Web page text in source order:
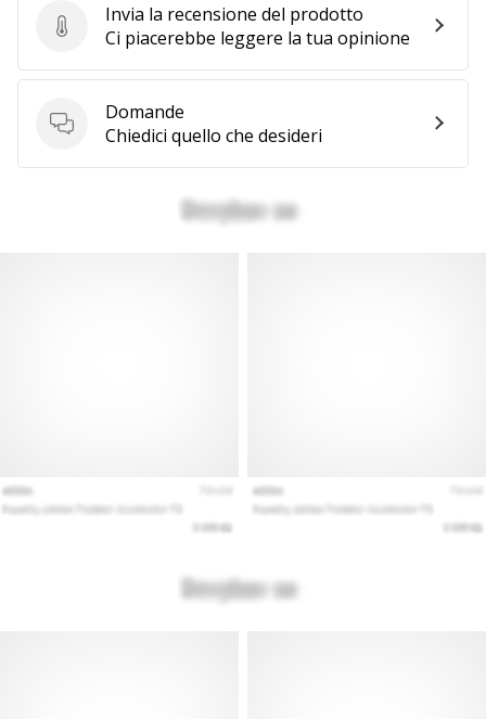
Invia la recensione del prodotto
Invia la recensione del prodotto
Ci piacerebbe leggere la tua opinione
Domande
Domande
Chiedici quello che desideri